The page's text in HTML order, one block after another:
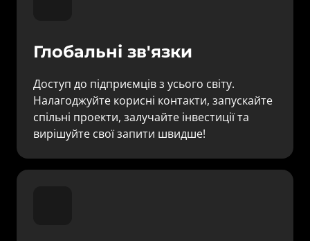
Глобальні зв'язки
Доступ до підприємців з усього світу.
Налагоджуйте корисні контакти, запускайте
спільні проекти, залучайте інвестиції та
вирішуйте свої запити швидше!